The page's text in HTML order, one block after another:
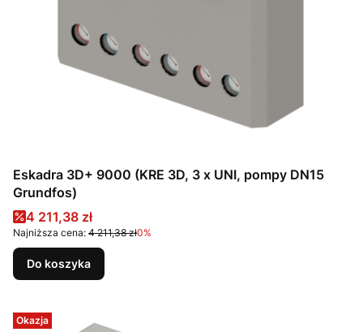
Eskadra 3D+ 9000 (KRE 3D, 3 x UNI, pompy DN15
Grundfos)
Cena promocyjna
4 211,38 zł
Najniższa cena: 4 211,38 zł0%
Do koszyka
Okazja